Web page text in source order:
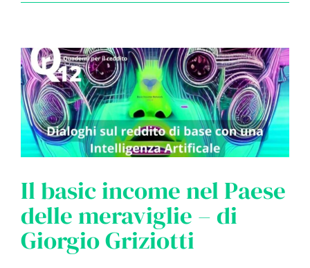
Il basic income nel Paese
delle meraviglie – di
Giorgio Griziotti